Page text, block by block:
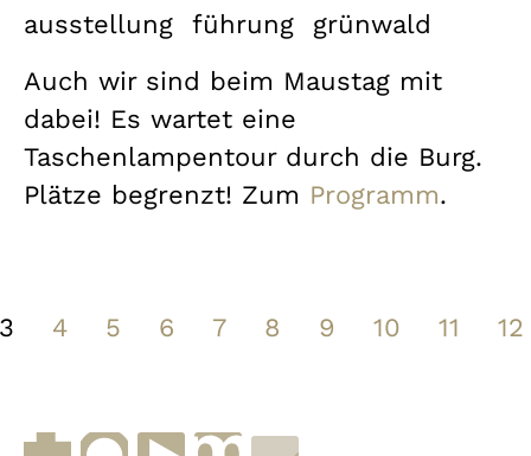
ausstellung führung
grünwald
Auch wir sind beim Maustag mit
dabei! Es wartet eine
Taschenlampentour durch die Burg.
Plätze begrenzt! Zum Programm.
4 5 6 7 8 9 10 11 12